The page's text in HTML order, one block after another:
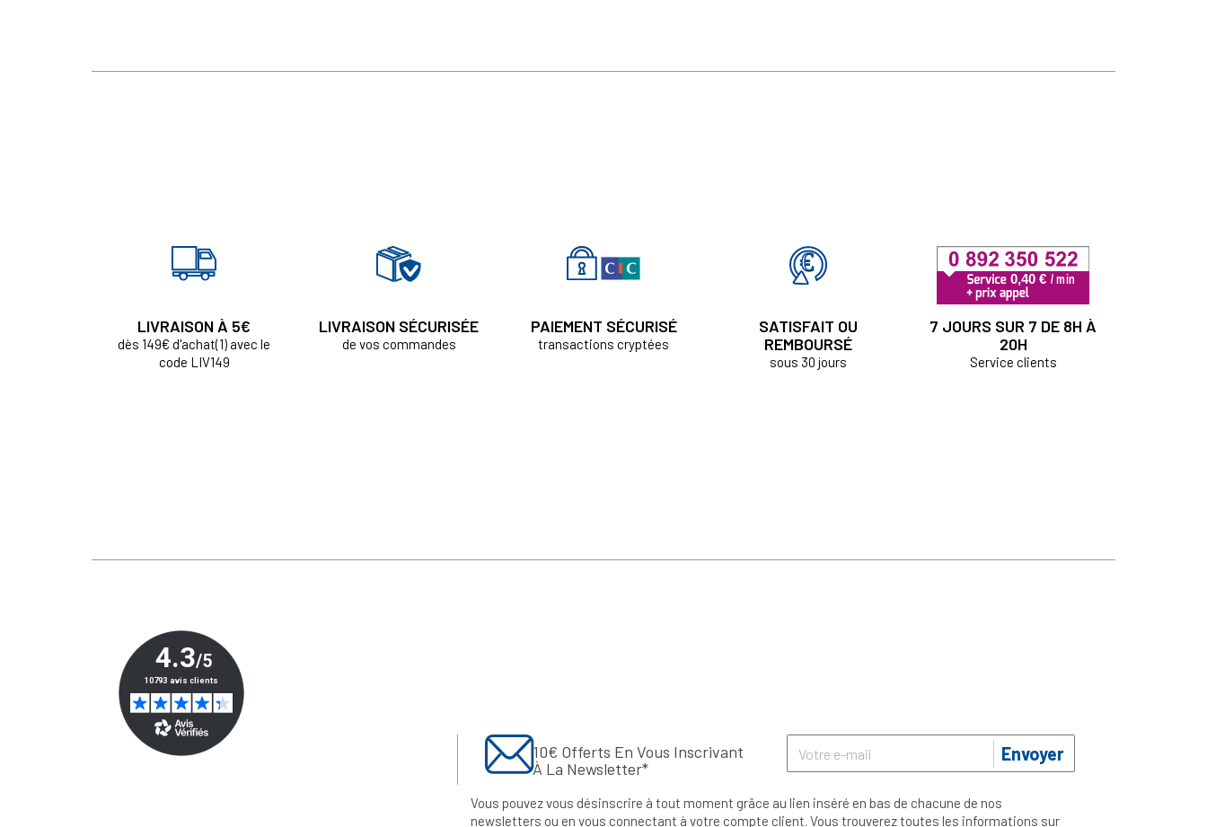
LIVRAISON À 5€
dès 149€ d'achat(1) avec le
code LIV149
LIVRAISON SÉCURISÉE
de vos commandes
PAIEMENT SÉCURISÉ
transactions cryptées
SATISFAIT OU
REMBOURSÉ
sous 30 jours
7 JOURS SUR 7 DE 8H À
20H
Service clients
10€ Offerts En Vous Inscrivant
À La Newsletter*
Envoyer
Vous pouvez vous désinscrire à tout moment grâce au lien inséré en bas de chacune de nos
newsletters ou en vous connectant à votre compte client. Vous trouverez toutes les informations sur